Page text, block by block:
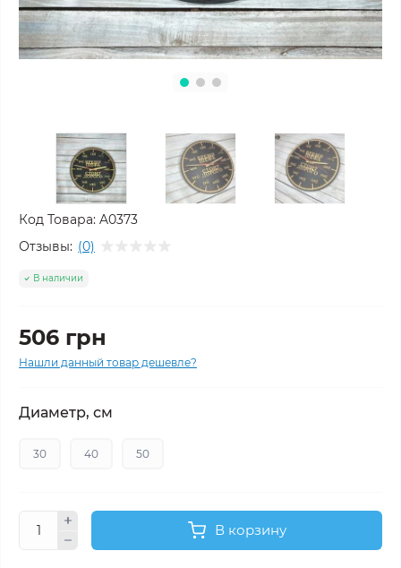
Код Товара: A0373
Отзывы: (0)
В наличии
506 грн
Нашли данный товар дешевле?
Диаметр, см
30 40 50
В корзину